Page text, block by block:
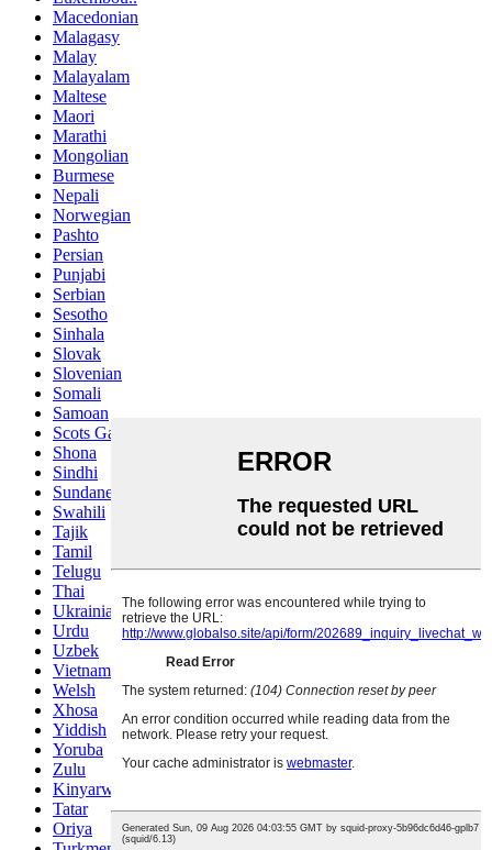
Macedonian
Malagasy
Malay
Malayalam
Maltese
Maori
Marathi
Mongolian
Burmese
Nepali
Norwegian
Pashto
Persian
Punjabi
Serbian
Sesotho
Sinhala
Slovak
Slovenian
Somali
Samoan
Scots Gaelic
Shona
Sindhi
Sundanese
Swahili
Tajik
Tamil
Telugu
Thai
Ukrainian
Urdu
Uzbek
Vietnamese
Welsh
Xhosa
Yiddish
Yoruba
Zulu
Kinyarwanda
Tatar
Oriya